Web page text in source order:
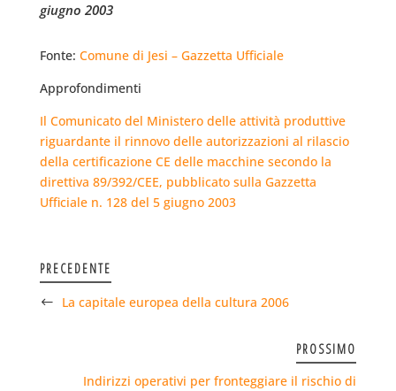
giugno 2003
Fonte: Comune di Jesi – Gazzetta Ufficiale
Approfondimenti
Il Comunicato del Ministero delle attività produttive
riguardante il rinnovo delle autorizzazioni al rilascio
della certificazione CE delle macchine secondo la
direttiva 89/392/CEE, pubblicato sulla Gazzetta
Ufficiale n. 128 del 5 giugno 2003
PRECEDENTE
La capitale europea della cultura 2006
PROSSIMO
Indirizzi operativi per fronteggiare il rischio di